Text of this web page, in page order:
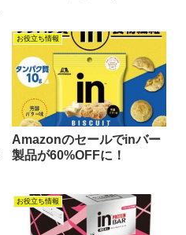
お役立ち情報
Amazonのセールでinバー
製品が60%OFFに！
お役立ち情報